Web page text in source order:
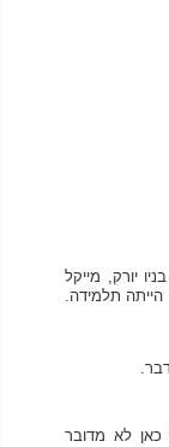
יורק, מייקל
תלמידה.
לא מדובר